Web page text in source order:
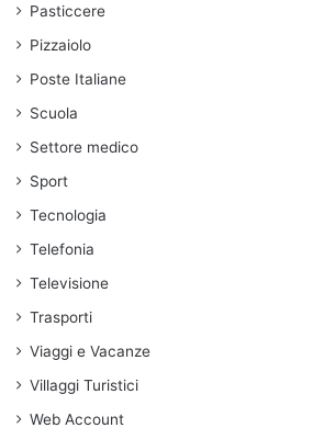
Pasticcere
Pizzaiolo
Poste Italiane
Scuola
Settore medico
Sport
Tecnologia
Telefonia
Televisione
Trasporti
Viaggi e Vacanze
Villaggi Turistici
Web Account